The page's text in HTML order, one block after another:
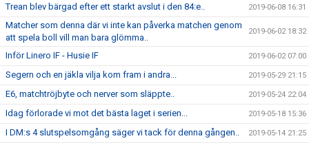
Trean blev bärgad efter ett starkt avslut i den 84:e.. 2019-06-08 16:31
Matcher som denna där vi inte kan påverka matchen genom
att spela boll vill man bara glömma..
2019-06-02 18:32
Inför Linero IF - Husie IF 2019-06-02 07:00
Segern och en jäkla vilja kom fram i andra... 2019-05-29 21:15
E6, matchtröjbyte och nerver som släppte.. 2019-05-24 22:04
Idag förlorade vi mot det bästa laget i serien... 2019-05-18 15:36
I DM:s 4 slutspelsomgång säger vi tack för denna gången.. 2019-05-14 21:25